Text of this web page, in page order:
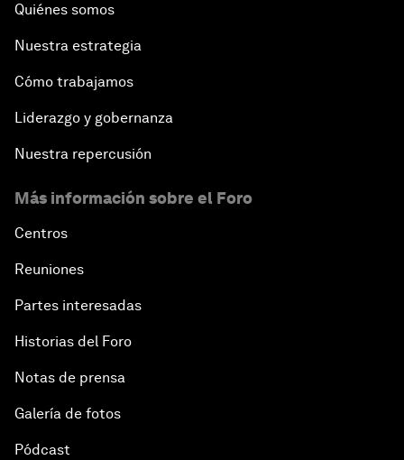
Quiénes somos
Nuestra estrategia
Cómo trabajamos
Liderazgo y gobernanza
Nuestra repercusión
Más información sobre el Foro
Centros
Reuniones
Partes interesadas
Historias del Foro
Notas de prensa
Galería de fotos
Pódcast